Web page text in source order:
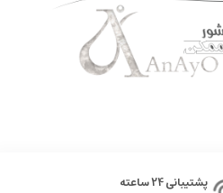
پشتیبانی 24 ساعته